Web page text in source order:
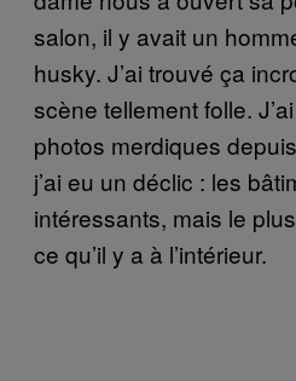
salon, il y avait un
husky. J’ai trouvé ça
scène tellement folle.
photos merdiques
j’ai eu un déclic : les
intéressants, mais le
ce qu’il y a à l’intérieur.